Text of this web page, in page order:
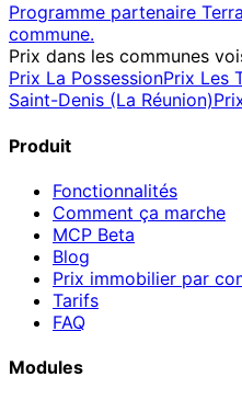
Programme partenaire
commune.
Prix dans les communes
Prix La PossessionPrix Les
Saint-Denis (La Réunion)
Produit
Fonctionnalités
Comment ça marche
MCP Beta
Blog
Prix immobilier par
Tarifs
FAQ
Modules